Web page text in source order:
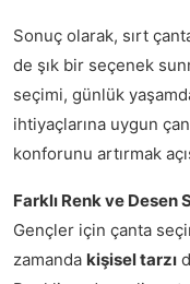
Sonuç olarak, sırt
de şık bir seçenek
seçimi, günlük
ihtiyaçlarına uygun
konforunu artırmak
Farklı Renk ve Desen
Gençler için çanta
zamanda kişisel tarzı